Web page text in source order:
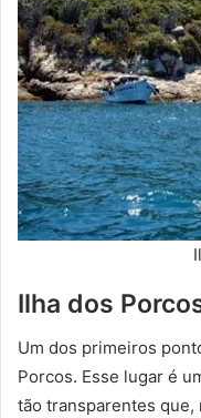
Ilha dos
Um dos primeiros
Porcos. Esse lugar é
tão transparentes que,